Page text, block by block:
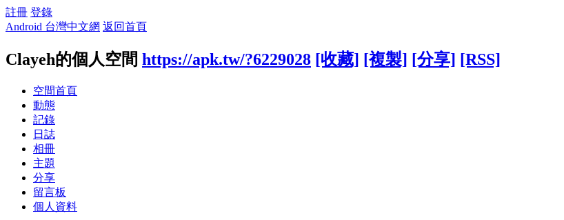
註冊 登錄
Android 台灣中文網 返回首頁
Clayeh的個人空間 https://apk.tw/?6229028 [收藏] [複製] [分享] [RSS]
空間首頁
動態
記錄
日誌
相冊
主題
分享
留言板
個人資料